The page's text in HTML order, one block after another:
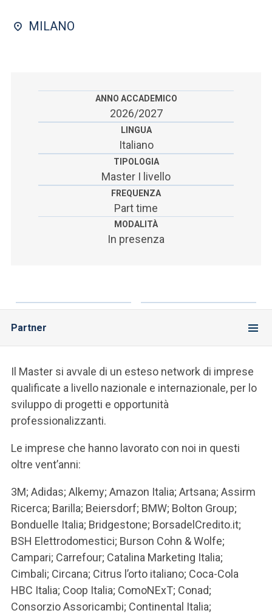
SEI UN DOCENTE O UN MEMBRO DELLO STAFF
MILANO
ANNO ACCADEMICO
2026/2027
LINGUA
Italiano
TIPOLOGIA
Master I livello
FREQUENZA
Part time
MODALITÀ
In presenza
Partner
Il Master si avvale di un esteso network di imprese
qualificate a livello nazionale e internazionale, per lo
sviluppo di progetti e opportunità
professionalizzanti.
Le imprese che hanno lavorato con noi in questi
oltre vent’anni:
3M; Adidas; Alkemy; Amazon Italia; Artsana; Assirm
Ricerca; Barilla; Beiersdorf; BMW; Bolton Group;
Bonduelle Italia; Bridgestone; BorsadelCredito.it;
BSH Elettrodomestici; Burson Cohn & Wolfe;
Campari; Carrefour; Catalina Marketing Italia;
Cimbali; Circana; Citrus l’orto italiano; Coca-Cola
HBC Italia; Coop Italia; ComoNExT; Conad;
Consorzio Assoricambi; Continental Italia;